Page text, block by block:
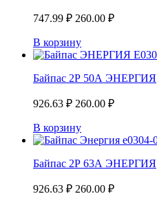
747.99 ₽ 260.00 ₽
В корзину
Байпас 2Р 50А ЭНЕРГИЯ
926.63 ₽ 260.00 ₽
В корзину
Байпас 2Р 63А ЭНЕРГИЯ
926.63 ₽ 260.00 ₽